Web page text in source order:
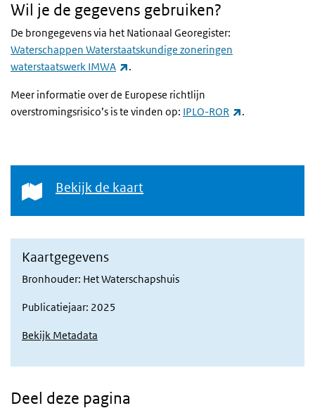
Wil je de gegevens gebruiken?
De brongegevens via het Nationaal Georegister:
Waterschappen Waterstaatskundige zoneringen
waterstaatswerk IMWA
(externe link)
.
Meer informatie over de Europese richtlijn
overstromingsrisico’s is te vinden op: IPLO-ROR (externe link)
.
Bekijk de kaart
Bekijk de kaart
Kaartgegevens
Bronhouder: Het Waterschapshuis
Publicatiejaar: 2025
Bekijk Metadata
Deel deze pagina